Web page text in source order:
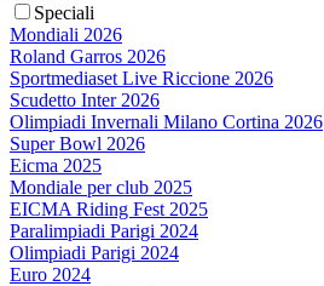
Speciali
Mondiali 2026
Roland Garros 2026
Sportmediaset Live Riccione 2026
Scudetto Inter 2026
Olimpiadi Invernali Milano Cortina 2026
Super Bowl 2026
Eicma 2025
Mondiale per club 2025
EICMA Riding Fest 2025
Paralimpiadi Parigi 2024
Olimpiadi Parigi 2024
Euro 2024